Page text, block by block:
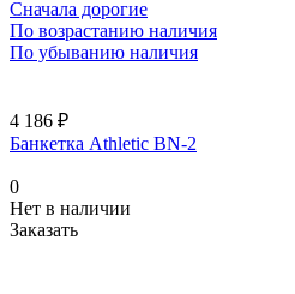
Сначала дорогие
По возрастанию наличия
По убыванию наличия
4 186 ₽
Банкетка Athletic BN-2
0
Нет в наличии
Заказать